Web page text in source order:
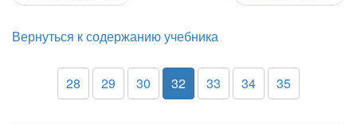
Вернуться к содержанию учебника
28 29 30 32 33 34 35